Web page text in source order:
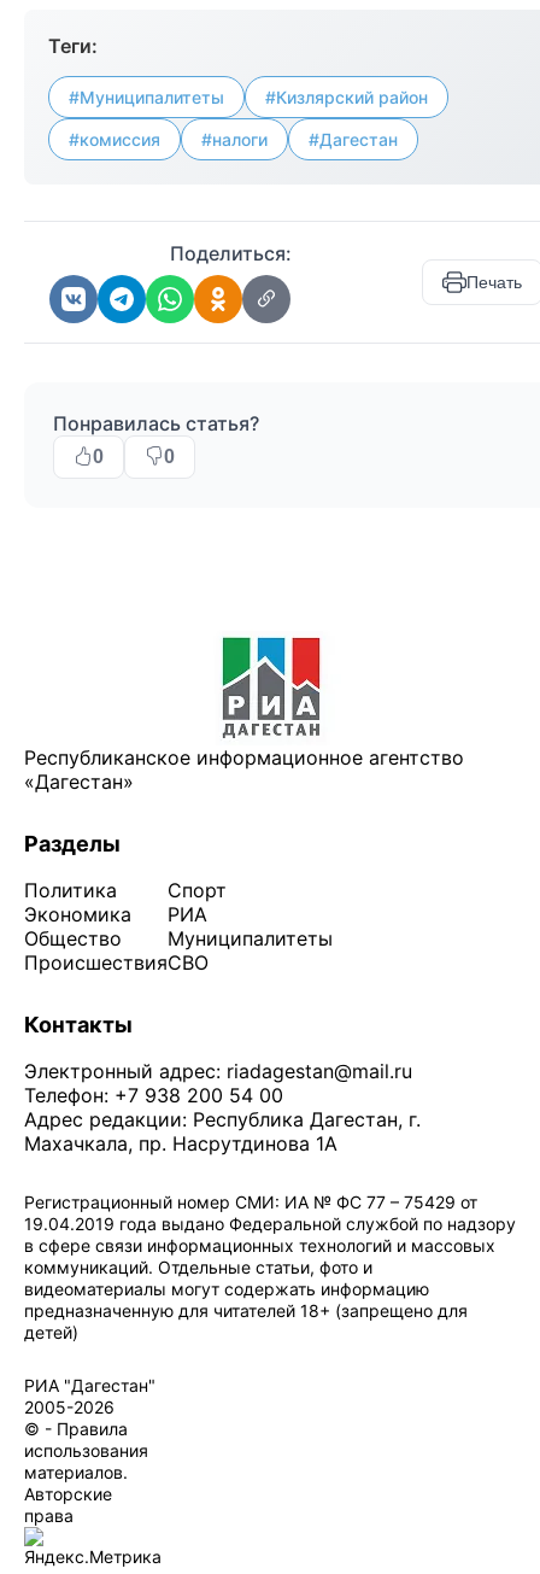
Теги:
#Муниципалитеты #Кизлярский район
#комиссия #налоги #Дагестан
Поделиться:
Печать
Понравилась статья?
0 0
Республиканское информационное агентство
«Дагестан»
Разделы
Политика
Экономика
Общество
Происшествия
Спорт
РИА
Муниципалитеты
СВО
Контакты
Электронный адрес: riadagestan@mail.ru
Телефон: +7 938 200 54 00
Адрес редакции: Республика Дагестан, г.
Махачкала, пр. Насрутдинова 1А
Регистрационный номер СМИ: ИА № ФС 77 – 75429 от
19.04.2019 года выдано Федеральной службой по надзору
в сфере связи информационных технологий и массовых
коммуникаций. Отдельные статьи, фото и
видеоматериалы могут содержать информацию
предназначенную для читателей 18+ (запрещено для
детей)
РИА "Дагестан"
2005-2026
© - Правила
использования
материалов.
Авторские
права